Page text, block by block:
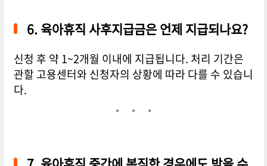
6.육아휴직 사후지급금은 언제 지급되나요?
신청 후 약 1~2개월 이내에 지급됩니다. 처리 기간은
관할 고용센터와 신청자의 상황에 따라 다를 수 있습니
다.